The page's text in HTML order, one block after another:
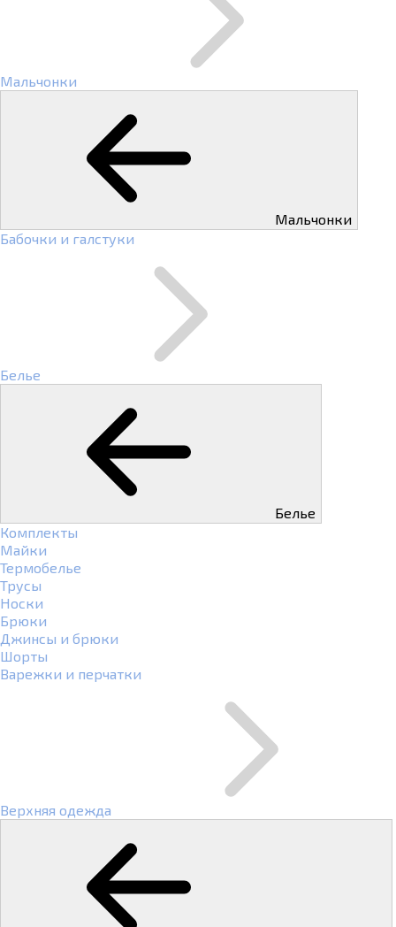
Мальчонки
Мальчонки
Бабочки и галстуки
Белье
Белье
Комплекты
Майки
Термобелье
Трусы
Носки
Брюки
Джинсы и брюки
Шорты
Варежки и перчатки
Верхняя одежда